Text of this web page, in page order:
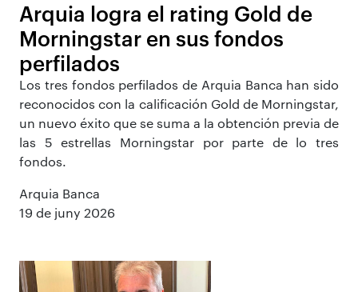
Arquia logra el rating Gold de
Morningstar en sus fondos
perfilados
Los tres fondos perfilados de Arquia Banca han sido
reconocidos con la calificación Gold de Morningstar,
un nuevo éxito que se suma a la obtención previa de
las 5 estrellas Morningstar por parte de lo tres
fondos.
Arquia Banca
19 de juny 2026